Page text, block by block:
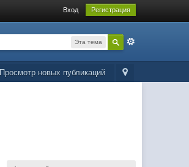
Вход Регистрация
Эта тема
Просмотр новых публикаций